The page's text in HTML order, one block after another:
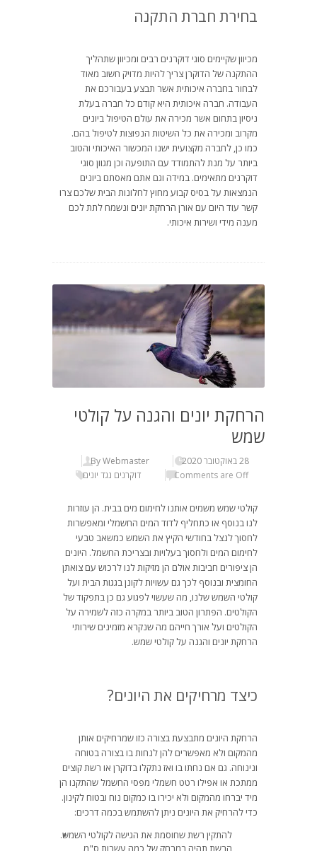
בחירת חברת התקנה
מכיוון שקיימים סוגי דוקרנים רבים ומכיוון שתהליך
ההתקנה של הדוקרן צריך להיות מדויק חשוב מאוד
לבחור בחברה איכותית אשר תבצע בעבורכם את
העבודה. חברה איכותית היא קודם כל חברה בעלת
ניסיון בתחום אשר מכירה את עולם הטיפול ביונים
מקרוב ומכירה את כל השיטות הנפוצות לטיפול בהם.
כמו כן, לחברה מקצועית ישנו המכשור האיכותי והטוב
ביותר על מנת להתמודד עם התופעה וכן מגוון סוגי
דוקרנים מתאימים. במידה וגם אתם מאסתם ביונים
הנמצאות על בסיס קבוע מחוץ לחלונות הבית שלכם צרו
קשר עוד היום עם אורן הרחקת יונים ונשמח לתת לכם
מענה מידי ושירות איכותי.
הרחקת יונים והגנה על קולטי
שמש
28 באוקטובר 2020
By Webmaster
Comments are Off
דוקרנים נגד יונים
קולטי שמש משמים אותנו לחימום מים בבית. הן עוזרות
לנו בנוסף או כתחליף לדוד המים החשמלי ומאפשרות
לחסוך לנצל בחודשי הקיץ את השמש כמשאב טבעי
לחימום המים ולחסוך בעלויות ובצריכת החשמל. היונים
הן ציפורים חביבות אולם הן מזיקות לנו לרכוש עם צואתן
החומצית ובנוסף לכך גם עשויות לקונן בגגות הבית ועל
קולטי השמש שלנו, מה שעשוי לפגוע גם כן בתפקוד של
הקולטים. הפתרון הטוב ביותר במקרה כזה לשמירה על
הקולטים ועל אורך חייהם מה שנקרא מזמינים שירותי
הרחקת יונים והגנה על קולטי שמש.
כיצד מרחיקים את היונים?
הרחקת היונים מתבצעת בצורה כזו שמרחיקים אותן
מהמקום ולא מאפשרים להן לנחות בו בצורה בטוחה
ונינוחה. גם אם נחתו בו ואז נתקלו בדוקרן או רשת קוצים
ממתכת או אפילו רטט חשמלי מפסי החשמל שהתקנו הן
מיד יברחו מהמקום ולא יכירו בו כמקום נוח ובטוח לקינון.
כדי להרחיק את היונים ניתן להשתמש בכמה דרכים:
להתקין רשת שחוסמת את הגישה לקולטי השמש.
הרשת תהיה במרחק של כמה עשרות ס"מ